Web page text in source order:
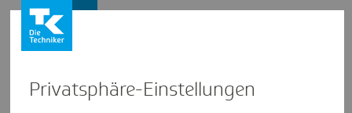
Privat­sphäre-Einstel­lungen